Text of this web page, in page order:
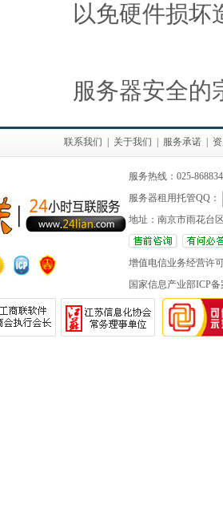
以免硬件损坏
服务器安全的
联系我们 关于我们 服务承诺
服务热线：025-
服务器租用托管QQ：
地址：南京市雨花台
增值电信业务经营许
国家信息产业部ICP